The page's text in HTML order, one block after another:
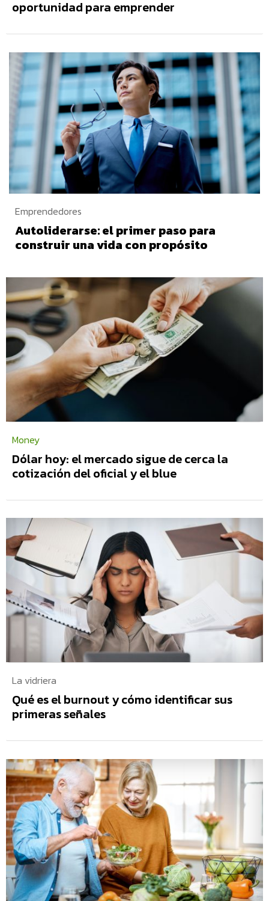
oportunidad para emprender
Emprendedores
Autoliderarse: el primer paso para
construir una vida con propósito
Money
Dólar hoy: el mercado sigue de cerca la
cotización del oficial y el blue
La vidriera
Qué es el burnout y cómo identificar sus
primeras señales